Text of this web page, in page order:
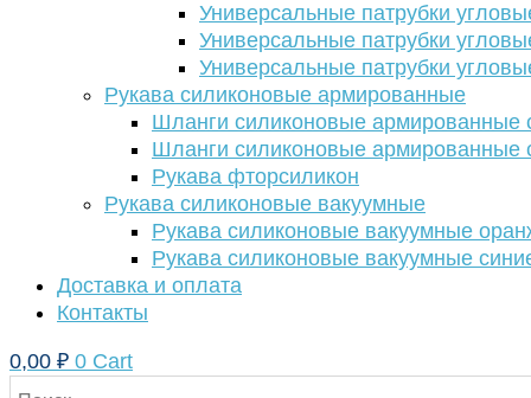
Универсальные патрубки
Универсальные патрубки
Универсальные патрубки
Рукава силиконовые армированные
Шланги силиконовые армированные
Шланги силиконовые армированные
Рукава фторсиликон
Рукава силиконовые вакуумные
Рукава силиконовые вакуумные
Рукава силиконовые вакуумные
Доставка и оплата
Контакты
0,00 ₽ 0 Cart